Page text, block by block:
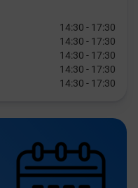
14:30 - 17:30
14:30 - 17:30
14:30 - 17:30
14:30 - 17:30
14:30 - 17:30